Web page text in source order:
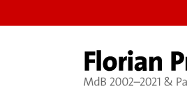
Inhalt